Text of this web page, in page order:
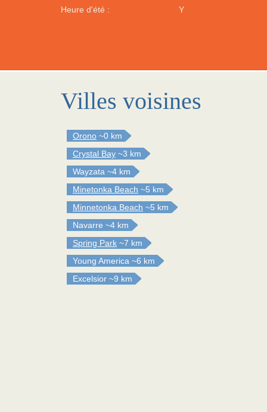
Heure d'été : Y
Villes voisines
Orono ~0 km
Crystal Bay ~3 km
Wayzata ~4 km
Minetonka Beach ~5 km
Minnetonka Beach ~5 km
Navarre ~4 km
Spring Park ~7 km
Young America ~6 km
Excelsior ~9 km